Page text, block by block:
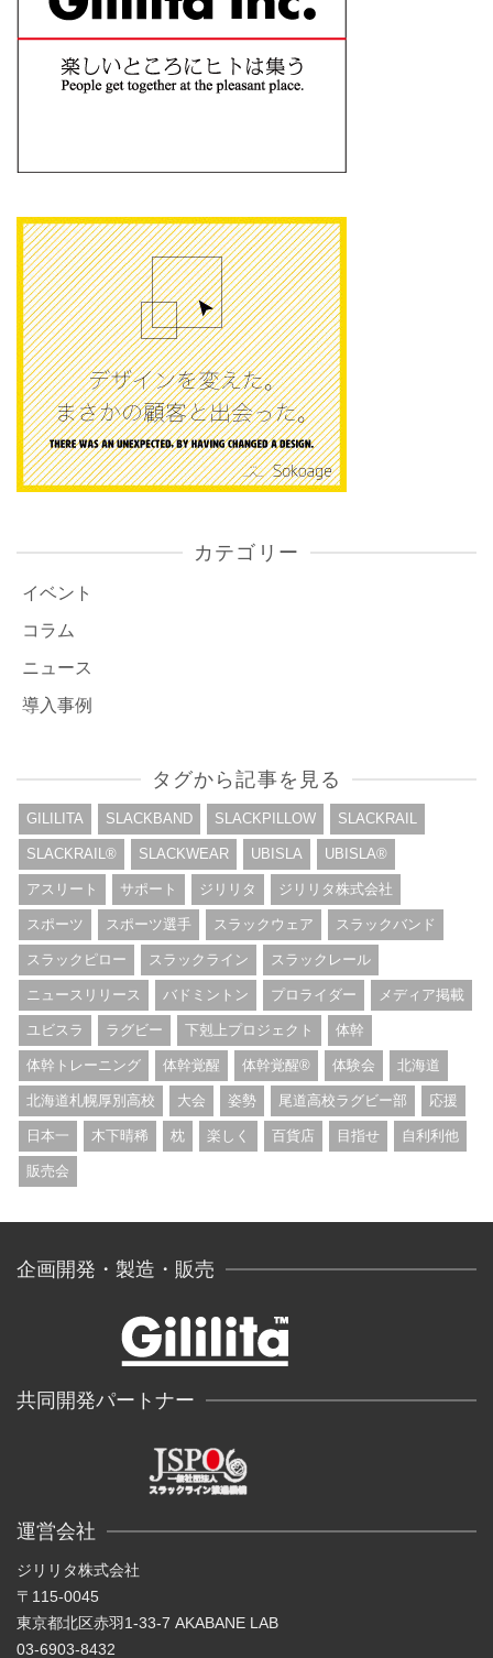
カテゴリー
イベント
コラム
ニュース
導入事例
タグから記事を見る
GILILITA SLACKBAND SLACKPILLOW SLACKRAIL
SLACKRAIL®︎ SLACKWEAR UBISLA UBISLA®︎
アスリート サポート ジリリタ ジリリタ株式会社
スポーツ スポーツ選手 スラックウェア スラックバンド
スラックピロー スラックライン スラックレール
ニュースリリース バドミントン プロライダー メディア掲載
ユビスラ ラグビー 下剋上プロジェクト 体幹
体幹トレーニング 体幹覚醒 体幹覚醒®︎ 体験会 北海道
北海道札幌厚別高校 大会 姿勢 尾道高校ラグビー部 応援
日本一 木下晴稀 枕 楽しく 百貨店 目指せ 自利利他
販売会
企画開発・製造・販売
共同開発パートナー
運営会社
ジリリタ株式会社
〒115-0045
東京都北区赤羽1-33-7 AKABANE LAB
03-6903-8432